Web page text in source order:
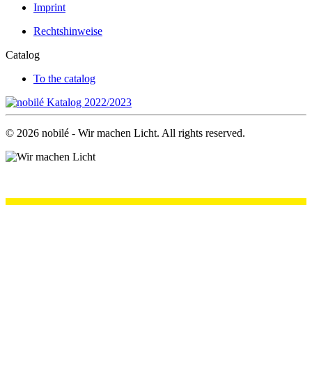
Imprint
Rechtshinweise
Catalog
To the catalog
© 2026 nobilé - Wir machen Licht. All rights reserved.